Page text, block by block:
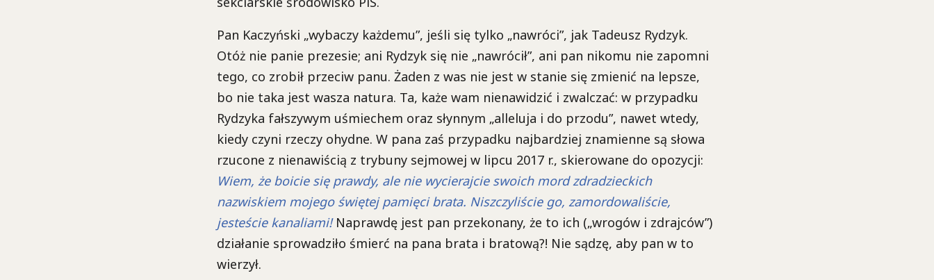
Pan Kaczyński „wybaczy każdemu”, jeśli się tylko „nawróci”, jak Tadeusz Rydzyk.
Otóż nie panie prezesie; ani Rydzyk się nie „nawrócił”, ani pan nikomu nie zapomni
tego, co zrobił przeciw panu. Żaden z was nie jest w stanie się zmienić na lepsze,
bo nie taka jest wasza natura. Ta, każe wam nienawidzić i zwalczać: w przypadku
Rydzyka fałszywym uśmiechem oraz słynnym „alleluja i do przodu”, nawet wtedy,
kiedy czyni rzeczy ohydne. W pana zaś przypadku najbardziej znamienne są słowa
rzucone z nienawiścią z trybuny sejmowej w lipcu 2017 r., skierowane do opozycji:
Wiem, że boicie się prawdy, ale nie wycierajcie swoich mord zdradzieckich
nazwiskiem mojego świętej pamięci brata. Niszczyliście go, zamordowaliście,
jesteście kanaliami! Naprawdę jest pan przekonany, że to ich („wrogów i zdrajców”)
działanie sprowadziło śmierć na pana brata i bratową?! Nie sądzę, aby pan w to
wierzył.